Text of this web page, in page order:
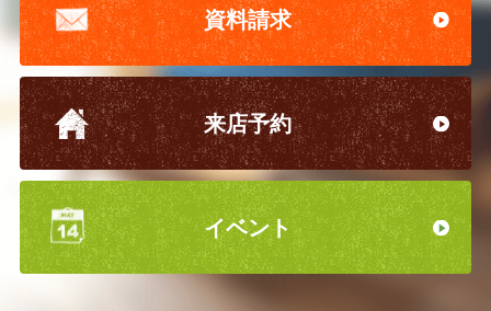
資料請求
来店予約
イベント